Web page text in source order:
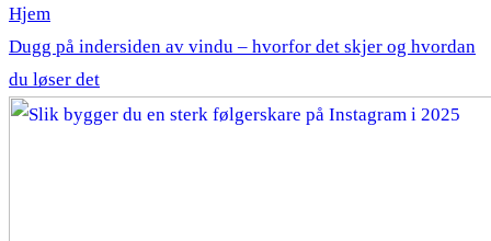
Hjem
Dugg på indersiden av vindu – hvorfor det skjer og hvordan
du løser det